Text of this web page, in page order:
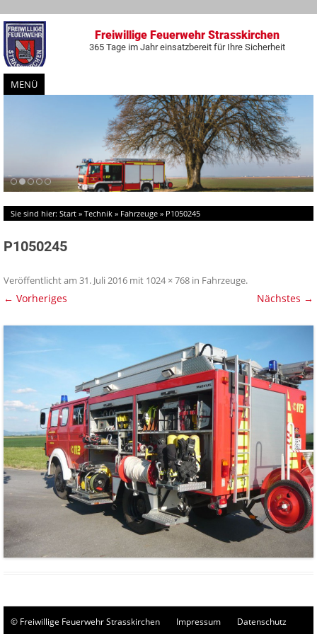
Freiwillige Feuerwehr Strasskirchen
365 Tage im Jahr einsatzbereit für Ihre Sicherheit
MENÜ
Zum
Inhalt
springen
Sie sind hier: Start » Technik » Fahrzeuge » P1050245
P1050245
Veröffentlicht am 31. Juli 2016 mit 1024 × 768 in Fahrzeuge.
← Vorheriges Nächstes →
© Freiwillige Feuerwehr Strasskirchen Impressum Datenschutz